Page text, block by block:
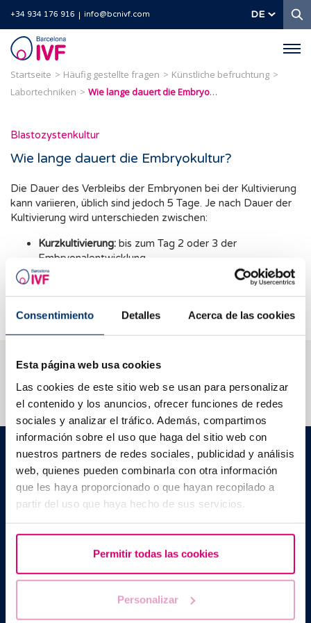
Consentimiento Detalles Acerca de las cookies
Esta página web usa cookies
Las cookies de este sitio web se usan para personalizar
el contenido y los anuncios, ofrecer funciones de redes
sociales y analizar el tráfico. Además, compartimos
información sobre el uso que haga del sitio web con
nuestros partners de redes sociales, publicidad y análisis
web, quienes pueden combinarla con otra información
que les haya proporcionado o que hayan recopilado a
partir del uso que haya hecho de sus servicios.
Permitir todas las cookies
Personalizar
+34 934 176 916 info@bcnivf.com DE
Barcelona
IVF
Startseite Häufig gestellte fragen
Künstliche befruchtung
Labortechniken
Wie lange dauert die Embryokultur?
Blastozystenkultur
Wie lange dauert die Embryokultur?
Die Dauer des Verbleibs der Embryonen bei der Kultivierung
kann variieren, üblich sind jedoch 5 Tage. Je nach Dauer der
Kultivierung wird unterschieden zwischen:
Kurzkultivierung: bis zum Tag 2 oder 3 der
Embryonalentwicklung.
Verlängerte Kultivierung:
bis zum Blastozystenstadium
(5.-6. Tag der Entwicklung).
Wir beantworten Ihre Fragen
Barcelona IVF
C./ Escoles Pies, 103. 08017 - Barcelona (Spanien)
+34 934 176 916
| info@bcnivf.com
Barcelona IVF ist ein von der Generalitat de Catalunya